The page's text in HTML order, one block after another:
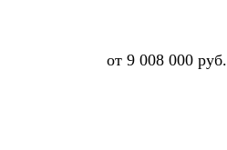
от 9 008 000 руб.